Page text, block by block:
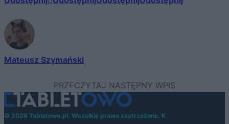
Mateusz Szymański
© 2026 Tabletowo.pl. Wszelkie prawa zastrzeżone. K